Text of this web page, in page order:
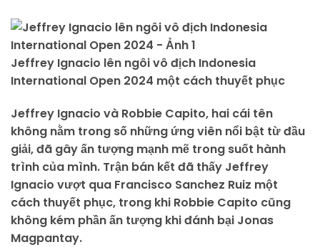
Jeffrey Ignacio lên ngôi vô địch Indonesia
International Open 2024 một cách thuyết phục
Jeffrey Ignacio và Robbie Capito, hai cái tên
không nằm trong số những ứng viên nổi bật từ đầu
giải, đã gây ấn tượng mạnh mẽ trong suốt hành
trình của mình. Trận bán kết đã thấy Jeffrey
Ignacio vượt qua Francisco Sanchez Ruiz một
cách thuyết phục, trong khi Robbie Capito cũng
không kém phần ấn tượng khi đánh bại Jonas
Magpantay.